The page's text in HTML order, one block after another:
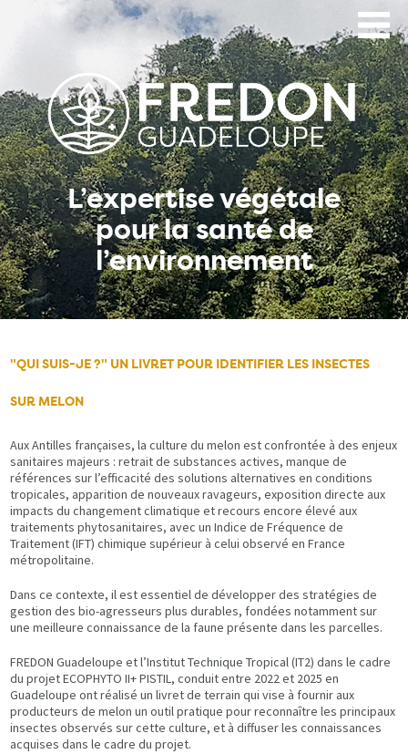
L’expertise végétale
pour la santé de
l’environnement
"QUI SUIS-JE ?" UN LIVRET POUR IDENTIFIER LES INSECTES
SUR MELON
Aux Antilles françaises, la culture du melon est confrontée à des enjeux
sanitaires majeurs : retrait de substances actives, manque de
références sur l’efficacité des solutions alternatives en conditions
tropicales, apparition de nouveaux ravageurs, exposition directe aux
impacts du changement climatique et recours encore élevé aux
traitements phytosanitaires, avec un Indice de Fréquence de
Traitement (IFT) chimique supérieur à celui observé en France
métropolitaine.
Dans ce contexte, il est essentiel de développer des stratégies de
gestion des bio-agresseurs plus durables, fondées notamment sur
une meilleure connaissance de la faune présente dans les parcelles.
FREDON Guadeloupe et l’Institut Technique Tropical (IT2) dans le cadre
du projet ECOPHYTO II+ PISTIL, conduit entre 2022 et 2025 en
Guadeloupe ont réalisé un livret de terrain qui vise à fournir aux
producteurs de melon un outil pratique pour reconnaître les principaux
insectes observés sur cette culture, et à diffuser les connaissances
acquises dans le cadre du projet.